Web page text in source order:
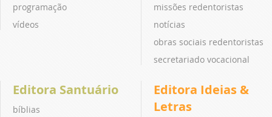
programação
vídeos
missões redentoristas
notícias
obras sociais redentoristas
secretariado vocacional
Editora Santuário
bíblias
Editora Ideias &
Letras